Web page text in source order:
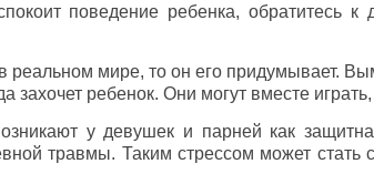
поведение ребенка, обратитесь к
реальном мире, то он его придумывает.
ребенок. Они могут вместе играть,
у девушек и парней как
травмы. Таким стрессом может стать